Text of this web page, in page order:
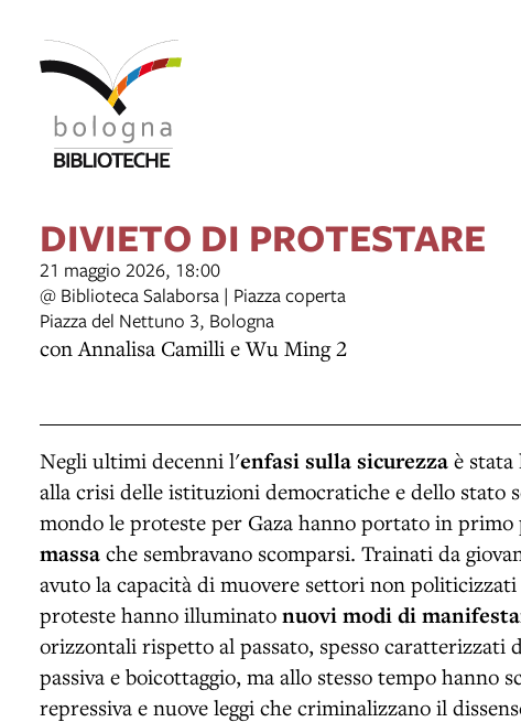
DIVIETO DI PROTESTARE
21 maggio 2026, 18:00
@ Biblioteca Salaborsa | Piazza coperta
Piazza del Nettuno 3, Bologna
con Annalisa Camilli e Wu Ming 2
Negli ultimi decenni l'enfasi sulla sicurezza è stata
alla crisi delle istituzioni democratiche e dello stato
mondo le proteste per Gaza hanno portato in primo
massa che sembravano scomparsi. Trainati da
avuto la capacità di muovere settori non politicizzati
proteste hanno illuminato nuovi modi di
orizzontali rispetto al passato, spesso caratterizzati
passiva e boicottaggio, ma allo stesso tempo hanno
repressiva e nuove leggi che criminalizzano il